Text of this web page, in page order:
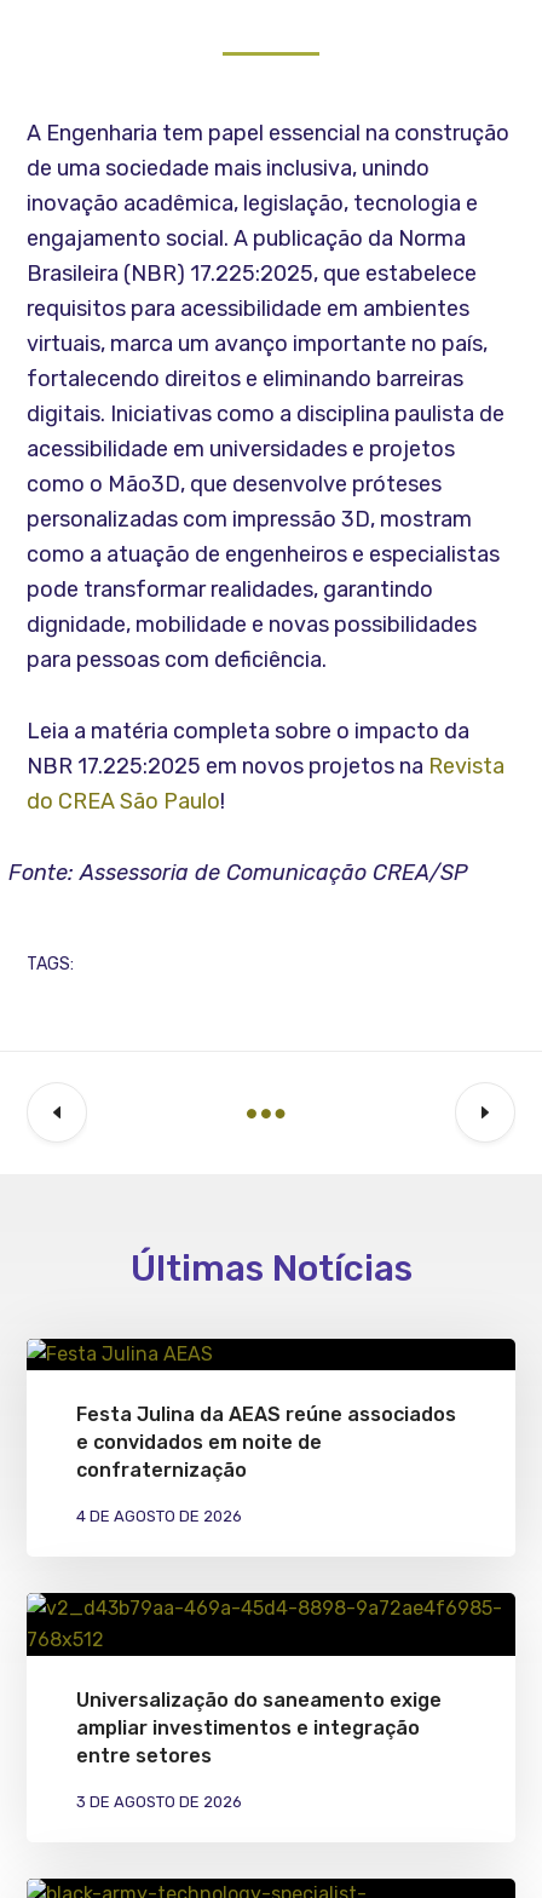
A Engenharia tem papel essencial na construção
de uma sociedade mais inclusiva, unindo
inovação acadêmica, legislação, tecnologia e
engajamento social. A publicação da Norma
Brasileira (NBR) 17.225:2025, que estabelece
requisitos para acessibilidade em ambientes
virtuais, marca um avanço importante no país,
fortalecendo direitos e eliminando barreiras
digitais. Iniciativas como a disciplina paulista de
acessibilidade em universidades e projetos
como o Mão3D, que desenvolve próteses
personalizadas com impressão 3D, mostram
como a atuação de engenheiros e especialistas
pode transformar realidades, garantindo
dignidade, mobilidade e novas possibilidades
para pessoas com deficiência.
Leia a matéria completa sobre o impacto da
NBR 17.225:2025 em novos projetos na Revista
do CREA São Paulo!
Fonte: Assessoria de Comunicação CREA/SP
TAGS:
Últimas Notícias
Festa Julina da AEAS reúne associados
e convidados em noite de
confraternização
4 DE AGOSTO DE 2026
Universalização do saneamento exige
ampliar investimentos e integração
entre setores
3 DE AGOSTO DE 2026